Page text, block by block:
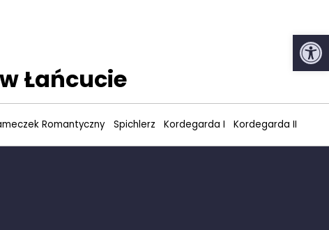
Łańcucie
Romantyczny Spichlerz Kordegarda I Kordegarda II